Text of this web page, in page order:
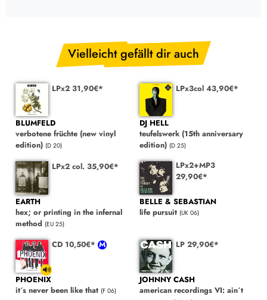
Vielleicht gefällt dir auch
LPx2 31,90€*
BLUMFELD
verbotene früchte (new vinyl
edition) (D 20)
LPx3col 43,90€*
DJ HELL
teufelswerk (15th anniversary
edition) (D 25)
LPx2 col. 35,90€*
EARTH
hex; or printing in the infernal
method (EU 25)
LPx2+MP3
29,90€*
BELLE & SEBASTIAN
life pursuit (UK 06)
CD 10,50€*
PHOENIX
it´s never been like that (F 06)
LP 29,90€*
JOHNNY CASH
american recordings VI: ain´t